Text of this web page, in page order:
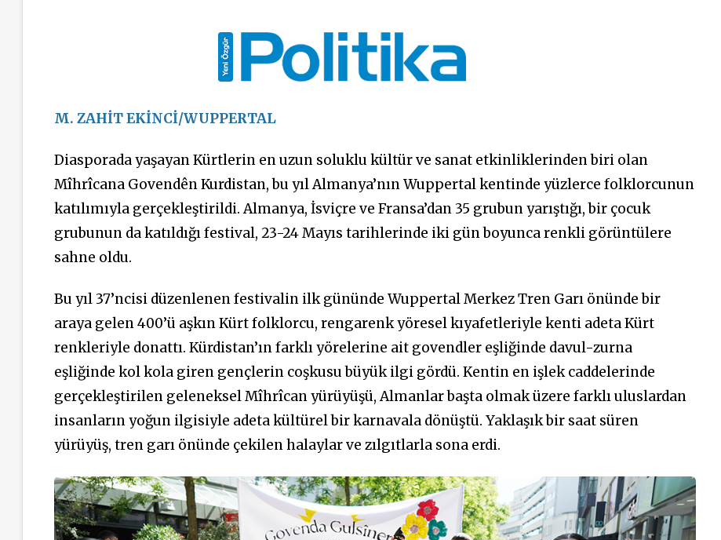
M. ZAHİT EKİNCİ/WUPPERTAL
Diasporada yaşayan Kürtlerin en uzun soluklu kültür ve sanat etkinliklerinden biri olan
Mîhrîcana Govendên Kurdistan, bu yıl Almanya’nın Wuppertal kentinde yüzlerce folklorcunun
katılımıyla gerçekleştirildi. Almanya, İsviçre ve Fransa’dan 35 grubun yarıştığı, bir çocuk
grubunun da katıldığı festival, 23-24 Mayıs tarihlerinde iki gün boyunca renkli görüntülere
sahne oldu.
Bu yıl 37’ncisi düzenlenen festivalin ilk gününde Wuppertal Merkez Tren Garı önünde bir
araya gelen 400’ü aşkın Kürt folklorcu, rengarenk yöresel kıyafetleriyle kenti adeta Kürt
renkleriyle donattı. Kürdistan’ın farklı yörelerine ait govendler eşliğinde davul-zurna
eşliğinde kol kola giren gençlerin coşkusu büyük ilgi gördü. Kentin en işlek caddelerinde
gerçekleştirilen geleneksel Mîhrîcan yürüyüşü, Almanlar başta olmak üzere farklı uluslardan
insanların yoğun ilgisiyle adeta kültürel bir karnavala dönüştü. Yaklaşık bir saat süren
yürüyüş, tren garı önünde çekilen halaylar ve zılgıtlarla sona erdi.